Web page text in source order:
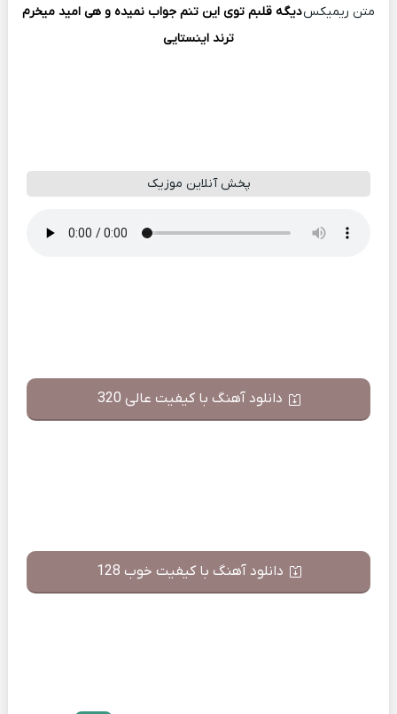
متن ریمیکسدیگه قلبم توی این تنم جواب نمیده و هی امید میخرم
ترند اینستایی
پخش آنلاین موزیک
دانلود آهنگ با کیفیت عالی 320
دانلود آهنگ با کیفیت خوب 128